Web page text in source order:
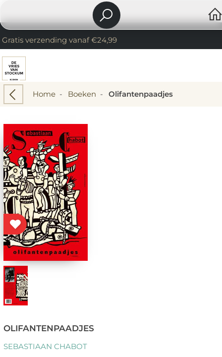
Gratis verzending vanaf €24,99
Home- Boeken - Olifantenpaadjes
OLIFANTENPAADJES
SEBASTIAAN CHABOT